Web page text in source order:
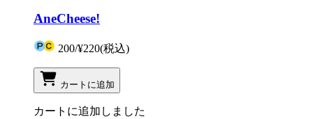
AneCheese!
200/¥220(税込)
カートに追加
カートに追加しました